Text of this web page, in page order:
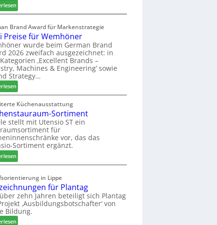
a
s
t
F
ü
h
r
u
n
a
n
:
E
v
e
d
i
u
n
d
H
u
t
e
x
s
t
e
l
e
n
a
u
s
Brand Award für Markenstrategie
Preise für Wemhöner
wurde beim German Brand
2026 zweifach ausgezeichnet: in
‚Excellent Brands –
Machines & Engineering‘ sowie
Strategy…
:
Z
w
e
i
P
r
e
i
s
f
ü
r
W
e
Küchenausstattung
Sortiment
stellt mit Utensio ST ein
für
vor, das das
Sortiment ergänzt.
:
K
c
h
e
n
s
in Lippe
für Plantag
zehn Jahren beteiligt sich Plantag
‚Ausbildungsbotschafter‘ von
Bildung.
: